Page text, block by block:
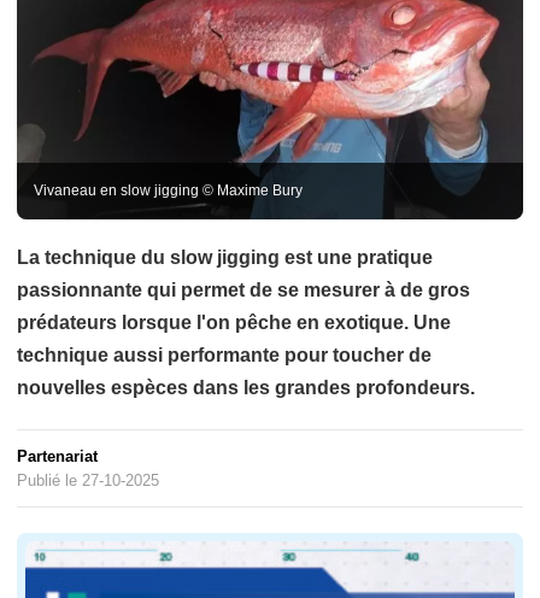
Vivaneau en slow jigging © Maxime Bury
La technique du slow jigging est une pratique
passionnante qui permet de se mesurer à de gros
prédateurs lorsque l'on pêche en exotique. Une
technique aussi performante pour toucher de
nouvelles espèces dans les grandes profondeurs.
Partenariat
Publié le 27-10-2025